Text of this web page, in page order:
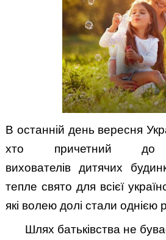
В останній день вересня
хто причетний до
вихователів дитячих
тепле свято для всієї
які волею долі стали однією
Шлях батьківства не